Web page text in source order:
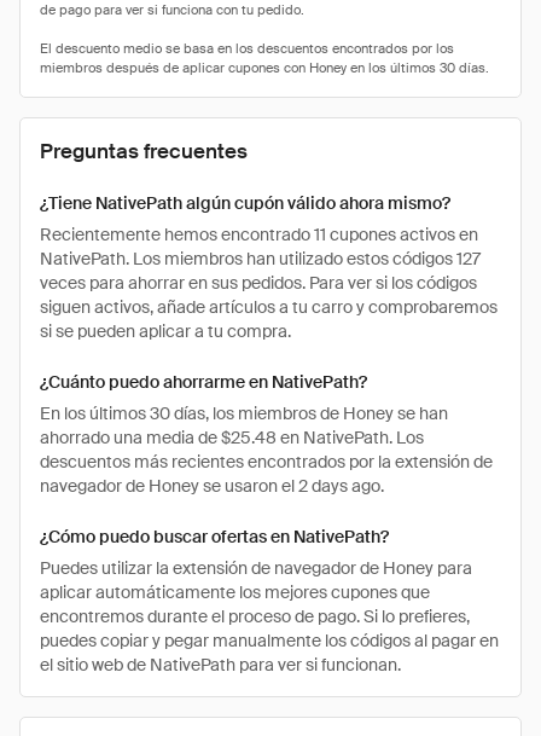
Preguntas frecuentes
¿Tiene NativePath algún cupón válido ahora mismo?
Recientemente hemos encontrado 11 cupones activos en
NativePath. Los miembros han utilizado estos códigos 127
veces para ahorrar en sus pedidos. Para ver si los códigos
siguen activos, añade artículos a tu carro y comprobaremos
si se pueden aplicar a tu compra.
¿Cuánto puedo ahorrarme en NativePath?
En los últimos 30 días, los miembros de Honey se han
ahorrado una media de $25.48 en NativePath. Los
descuentos más recientes encontrados por la extensión de
navegador de Honey se usaron el 2 days ago.
¿Cómo puedo buscar ofertas en NativePath?
Puedes utilizar la extensión de navegador de Honey para
aplicar automáticamente los mejores cupones que
encontremos durante el proceso de pago. Si lo prefieres,
puedes copiar y pegar manualmente los códigos al pagar en
el sitio web de NativePath para ver si funcionan.